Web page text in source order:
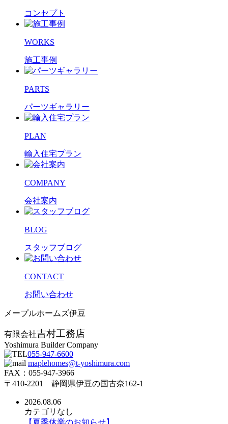
コンセプト
WORKS
施工事例
PARTS
パーツギャラリー
PLAN
輸入住宅プラン
COMPANY
会社案内
BLOG
スタッフブログ
CONTACT
お問い合わせ
メープルホームズ伊豆
有限会社吉村工務店
Yoshimura Builder Company
055-947-6600
maplehomes@t-yoshimura.com
FAX：055-947-3966
〒410-2201 静岡県伊豆の国古奈162-1
2026.08.06
カテゴリなし
【夏季休業のお知らせ】